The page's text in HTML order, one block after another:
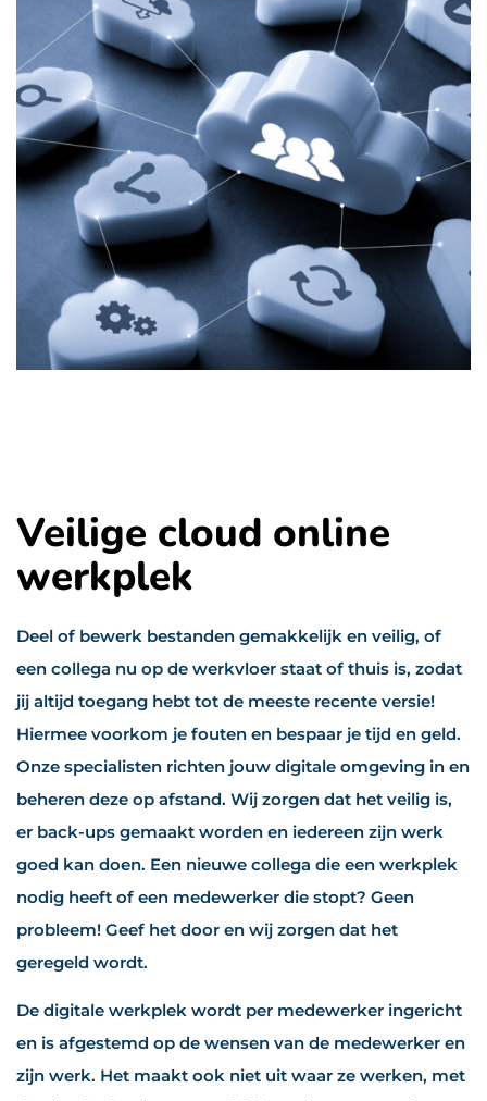
Veilige cloud online
werkplek
Deel of bewerk bestanden gemakkelijk en veilig, of
een collega nu op de werkvloer staat of thuis is, zodat
jij altijd toegang hebt tot de meeste recente versie!
Hiermee voorkom je fouten en bespaar je tijd en geld.
Onze specialisten richten jouw digitale omgeving in en
beheren deze op afstand. Wij zorgen dat het veilig is,
er back-ups gemaakt worden en iedereen zijn werk
goed kan doen. Een nieuwe collega die een werkplek
nodig heeft of een medewerker die stopt? Geen
probleem! Geef het door en wij zorgen dat het
geregeld wordt.
De digitale werkplek wordt per medewerker ingericht
en is afgestemd op de wensen van de medewerker en
zijn werk. Het maakt ook niet uit waar ze werken, met